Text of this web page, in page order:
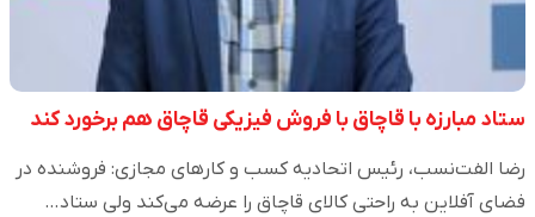
ستاد مبارزه با قاچاق با فروش فیزیکی قاچاق هم برخورد کند
رضا الفت‌نسب، رئیس اتحادیه کسب و کارهای مجازی: فروشنده در
فضای آفلاین به راحتی کالای قاچاق را عرضه می‌کند ولی ستاد…